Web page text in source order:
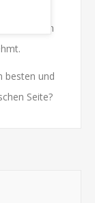
ihr euren
besten und
Seite?